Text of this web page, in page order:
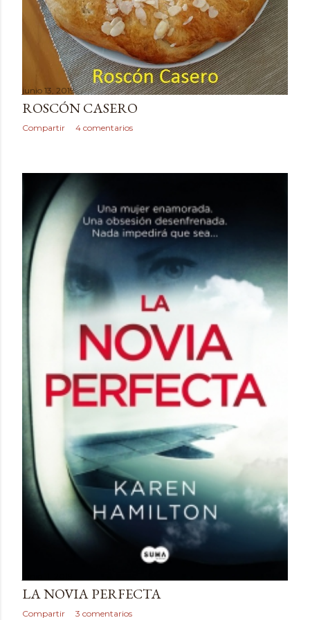
junio 13, 2019
ROSCÓN CASERO
Compartir 4 comentarios
LA NOVIA PERFECTA
Compartir 3 comentarios